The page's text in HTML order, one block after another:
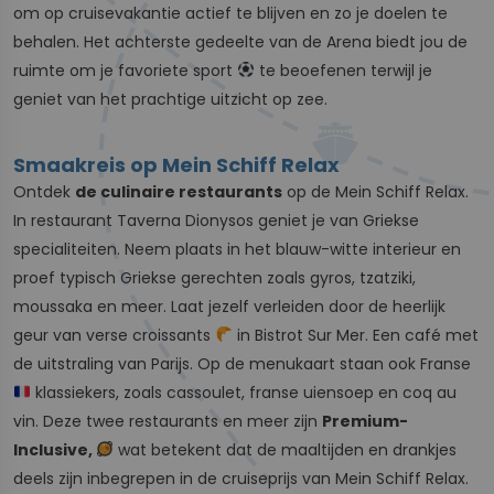
om op cruisevakantie actief te blijven en zo je doelen te
behalen. Het achterste gedeelte van de Arena biedt jou de
ruimte om je favoriete sport
te beoefenen terwijl je
geniet van het prachtige uitzicht op zee.
Smaakreis op Mein Schiff Relax
Ontdek de culinaire restaurants op de Mein Schiff Relax.
In restaurant Taverna Dionysos geniet je van Griekse
specialiteiten. Neem plaats in het blauw-witte interieur en
proef typisch Griekse gerechten zoals gyros, tzatziki,
moussaka en meer. Laat jezelf verleiden door de heerlijk
geur van verse croissants
in Bistrot Sur Mer. Een café met
de uitstraling van Parijs. Op de menukaart staan ook Franse
klassiekers, zoals cassoulet, franse uiensoep en coq au
vin. Deze twee restaurants en meer zijn Premium-
Inclusive,
wat betekent dat de maaltijden en drankjes
deels zijn inbegrepen in de cruiseprijs van Mein Schiff Relax.